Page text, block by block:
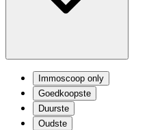
Immoscoop only
Goedkoopste
Duurste
Oudste